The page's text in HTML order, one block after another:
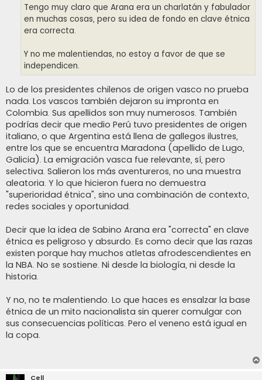
Tengo muy claro que Arana era un charlatán y fabulador
en muchas cosas, pero su idea de fondo en clave étnica
era correcta.
Y no me malentiendas, no estoy a favor de que se
independicen.
Lo de los presidentes chilenos de origen vasco no prueba
nada. Los vascos también dejaron su impronta en
Colombia. Sus apellidos son muy numerosos. También
podrías decir que medio Perú tuvo presidentes de origen
italiano, o que Argentina está llena de gallegos ilustres,
entre los que se encuentra Maradona (apellido de Lugo,
Galicia). La emigración vasca fue relevante, sí, pero
selectiva. Salieron los más aventureros, no una muestra
aleatoria. Y lo que hicieron fuera no demuestra
"superioridad étnica", sino una combinación de contexto,
redes sociales y oportunidad.
Decir que la idea de Sabino Arana era "correcta" en clave
étnica es peligroso y absurdo. Es como decir que las razas
existen porque hay muchos atletas afrodescendientes en
la NBA. No se sostiene. Ni desde la biología, ni desde la
historia.
Y no, no te malentiendo. Lo que haces es ensalzar la base
étnica de un mito nacionalista sin querer comulgar con
sus consecuencias políticas. Pero el veneno está igual en
la copa.
Cell